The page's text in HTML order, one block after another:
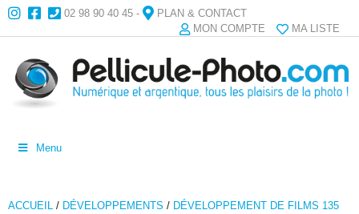
02 98 90 40 45 -
PLAN & CONTACT
MON COMPTE
MA LISTE
Menu
ACCUEIL / DÉVELOPPEMENTS / DÉVELOPPEMENT DE FILMS 135